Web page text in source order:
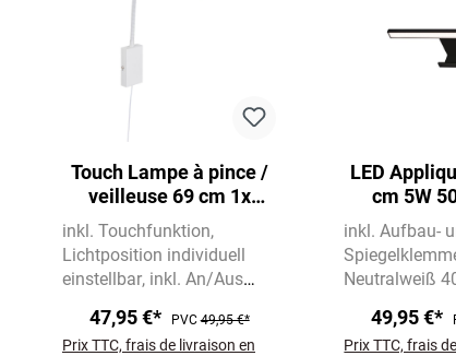
Touch Lampe à pince /
veilleuse 69 cm 1x
GU10 5W 400lm blanc
inkl. Touchfunktion
Lichtposition individuell
einstellbar inkl. An/Aus
47,95 €* PVC49,95 €*
Prix TTC, frais de livraison en
LED
cm 5W
inkl. Aufbau-
Neutralweiß
49,95 €*
Prix TTC, frais